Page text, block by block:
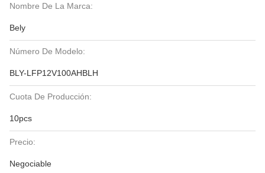
Nombre De La Marca:
Bely
Número De Modelo:
BLY-LFP12V100AHBLH
Cuota De Producción:
10pcs
Precio:
Negociable